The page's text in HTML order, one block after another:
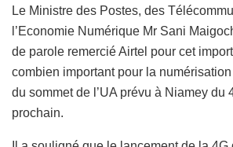
Le Ministre des Postes, des
l’Economie Numérique Mr Sani
de parole remercié Airtel pour cet
combien important pour la
du sommet de l’UA prévu à Niamey du
prochain.